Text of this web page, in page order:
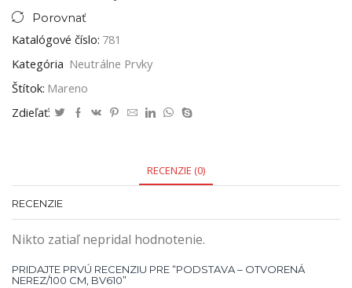
Porovnať
Katalógové číslo: 781
Kategória Neutrálne Prvky
Štítok: Mareno
Zdieľať:
RECENZIE (0)
RECENZIE
Nikto zatiaľ nepridal hodnotenie.
PRIDAJTE PRVÚ RECENZIU PRE “PODSTAVA – OTVORENÁ
NEREZ/100 CM, BV610”